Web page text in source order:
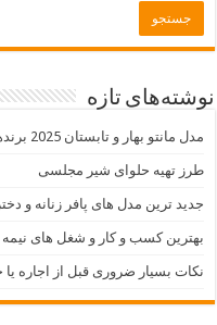
نوشته‌های تازه
مدل مانتو بهار و تابستان 2025 برندهای ایرانی
طرز تهیه حلوای شیر مجلسی
جدید ترین مدل های پافر زنانه و
بهترین کسب و کار و شغل های
نکات بسیار ضروری قبل از اجاره یا